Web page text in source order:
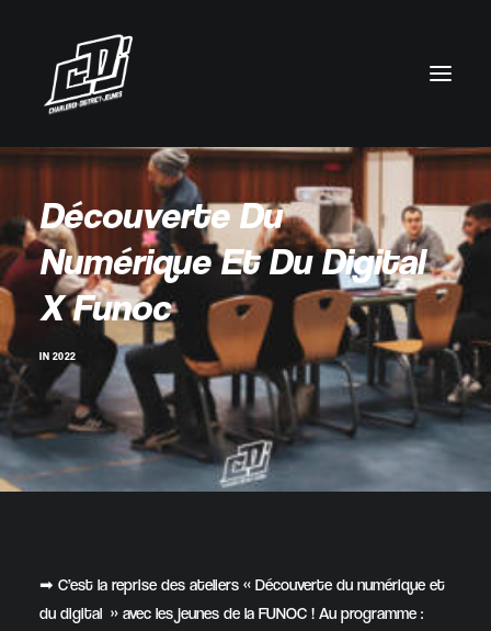
Découverte Du
Numérique Et Du Digital
X Funoc
IN 2022
➡ C’est la reprise des ateliers « Découverte du numérique et
du digital » avec les jeunes de la FUNOC ! Au programme :